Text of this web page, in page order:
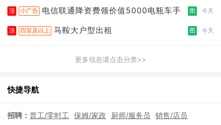
顶 小广告 电信联通降资费领价值5000电瓶车手 图 今天
顶 四室及以上 马鞍大户型出租 图 今天
更多信息请点击分类>>
快捷导航
招聘： 普工/零时工 保姆/家政 厨师/服务员 销售/店员